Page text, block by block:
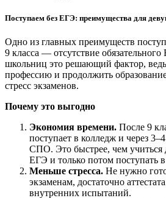
Поступаем без ЕГЭ: преимущества для
Одно из главных преимуществ
9 класса — отсутствие
школьниц это решающий фактор,
профессию и продолжить
стресс экзаменов.
Почему это выгодно
Экономия времени. После 9
поступает в колледж и через
СПО. Это быстрее, чем учиться
ЕГЭ и только потом поступать в
Меньше стресса. Не нужно
экзаменам, достаточно
внутренних испытаний.